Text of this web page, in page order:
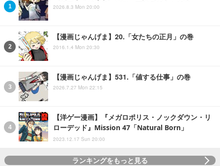
2026.8.3 Mon 20:00
【漫画じゃんげま】20.「女たちの正月」の巻
2016.1.4 Mon 20:30
【漫画じゃんげま】531.「値する仕事」の巻
2026.7.27 Mon 22:15
【洋ゲー漫画】『メガロポリス・ノックダウン・リ
ローデッド』Mission 47「Natural Born」
2023.12.17 Sun 20:00
ランキングをもっと見る